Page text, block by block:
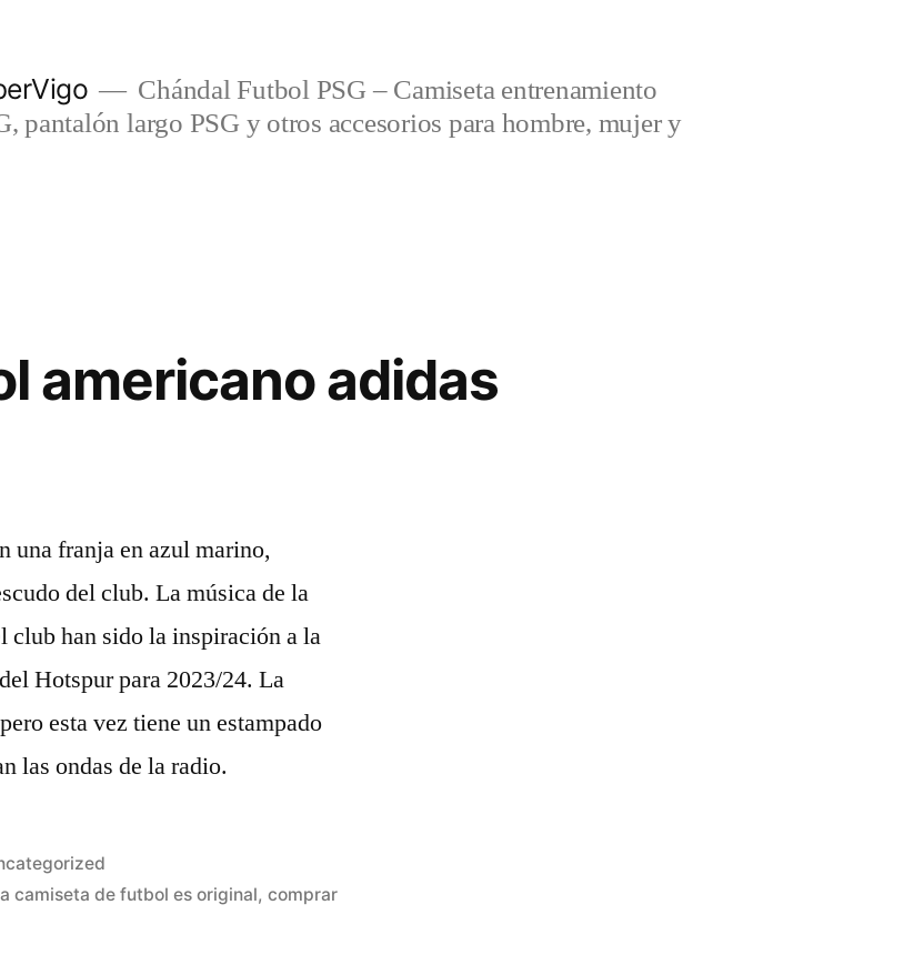
Chándal Futbol PSG – Camiseta entrenamiento
pantalón largo PSG y otros accesorios para hombre, mujer y
americano adidas
una franja en azul marino,
del club. La música de la
club han sido la inspiración a la
Hotspur para 2023/24. La
esta vez tiene un estampado
las ondas de la radio.
camiseta de futbol es original,comprar